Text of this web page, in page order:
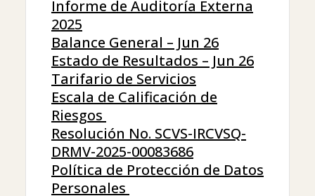
Informe de Auditoría Externa
2025
Balance General – Jun 26
Estado de Resultados – Jun 26
Tarifario de Servicios
Escala de Calificación de
Riesgos
Resolución No. SCVS-IRCVSQ-
DRMV-2025-00083686
Política de Protección de Datos
Personales